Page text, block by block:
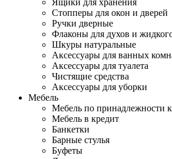
Ящики для хранения
Стопперы для окон и дверей
Ручки дверные
Флаконы для духов и
Шкуры натуральные
Аксессуары для ванных
Аксессуары для туалета
Чистящие средства
Аксессуары для уборки
Мебель
Мебель по принадлежности
Мебель в кредит
Банкетки
Барные стулья
Буфеты